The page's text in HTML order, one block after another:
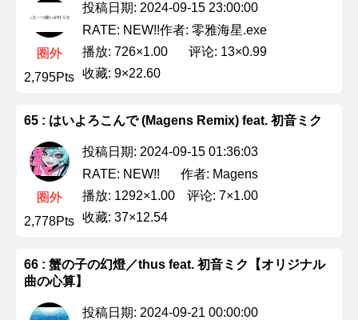
圈外
2,795Pts
投稿日期: 2024-09-15 23:00:00
RATE: NEW!!作者: 零雅海星.exe
播放: 726×1.00
评论: 13×0.99
收藏: 9×22.60
65 : はいよろこんで (Magens Remix) feat. 初音ミク
圈外
2,778Pts
投稿日期: 2024-09-15 01:36:03
RATE: NEW!!
作者: Magens
播放: 1292×1.00
评论: 7×1.00
收藏: 37×12.54
66 : 蟹の子の幻燈／thus feat. 初音ミク【オリジナル
曲の心算】
投稿日期: 2024-09-21 00:00:00